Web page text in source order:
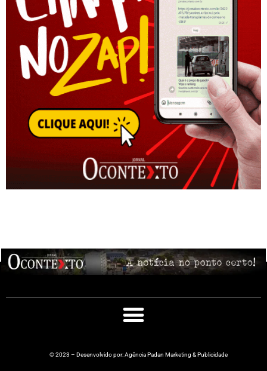
© 2023 – Desenvolvido por: Agência Padan Marketing & Publicidade